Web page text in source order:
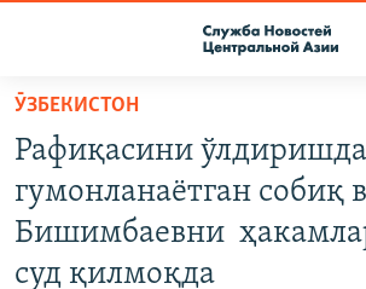
Вернуться
основному
содержанию
Вернутся
главной
О ПРОЕКТЕ
ПОДПИСКА
КОНТАКТЫ
ӮЗБЕКИСТОН
Рафиқасини ўлдиришда
гумонланаётган собиқ
Бишимбаевни
суд қилмоқда